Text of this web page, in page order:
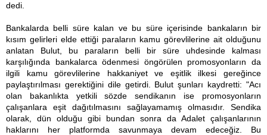
dedi.
Bankalarda belli süre kalan ve bu süre içerisinde bankaların bir
kısım gelirleri elde ettiği paraların kamu görevlilerine ait olduğunu
anlatan Bulut, bu paraların belli bir süre uhdesinde kalması
karşılığında bankalarca ödenmesi öngörülen promosyonların da
ilgili kamu görevlilerine hakkaniyet ve eşitlik ilkesi gereğince
paylaştırılması gerektiğini dile getirdi. Bulut şunları kaydretti: "Acı
olan bakanlıkta yetkili sözde sendikanın ise promosyonların
çalışanlara eşit dağıtılmasını sağlayamamış olmasıdır. Sendika
olarak, dün olduğu gibi bundan sonra da Adalet çalışanlarının
haklarını her platformda savunmaya devam edeceğiz. Bu